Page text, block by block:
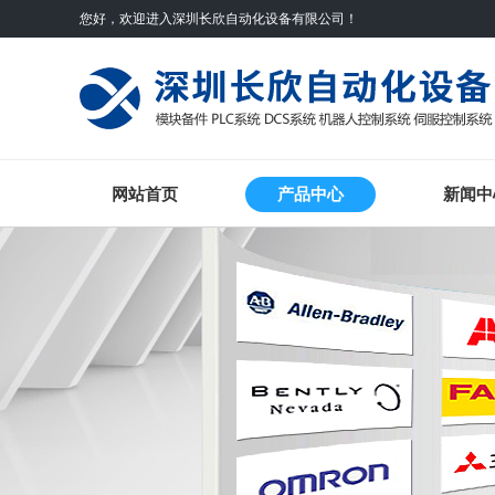
您好，欢迎进入深圳长欣自动化设备有限公司！
网站首页 产品中心 新闻